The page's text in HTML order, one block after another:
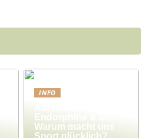
INFO
Endorphine & Co:
Warum macht uns